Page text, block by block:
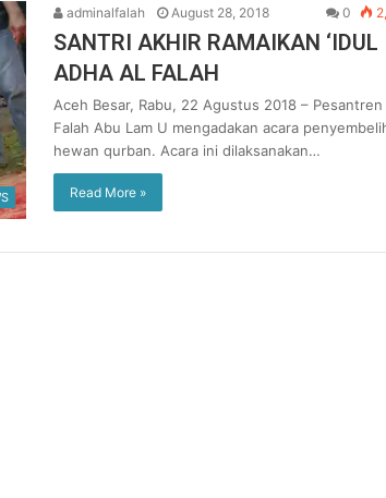
adminalfalah August 28, 2018 0
SANTRI AKHIR RAMAIKAN ‘IDUL
ADHA AL FALAH
Aceh Besar, Rabu, 22 Agustus 2018 –
Falah Abu Lam U mengadakan acara
hewan qurban. Acara ini dilaksanakan…
Read More »